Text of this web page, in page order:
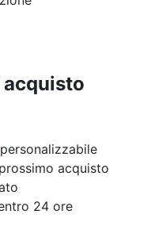
acquisto
24 ore